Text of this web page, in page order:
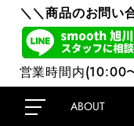
ABOUT
＼＼商品のお問い
営業時間内(10:00
返信が可能です。
※店内混雑時は返信